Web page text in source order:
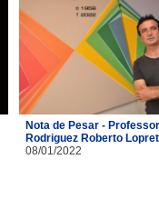
Nota de Pesar -
Rodriguez Roberto
08/01/2022